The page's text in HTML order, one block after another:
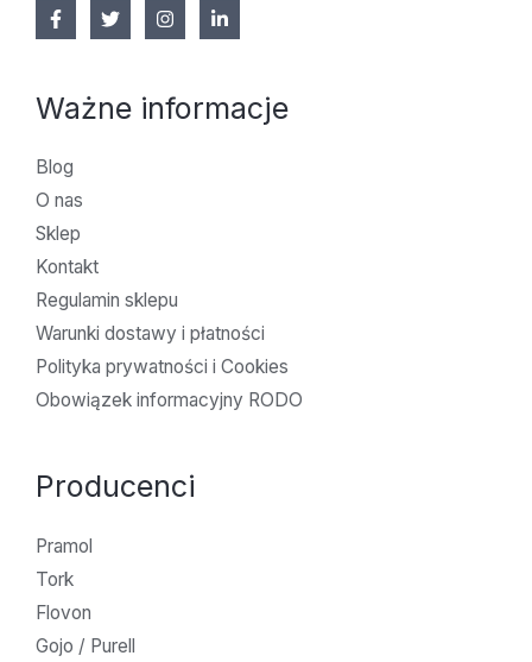
Ważne informacje
Blog
O nas
Sklep
Kontakt
Regulamin sklepu
Warunki dostawy i płatności
Polityka prywatności i Cookies
Obowiązek informacyjny RODO
Producenci
Pramol
Tork
Flovon
Gojo / Purell